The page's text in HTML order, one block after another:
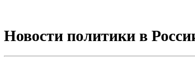
Новости политики в